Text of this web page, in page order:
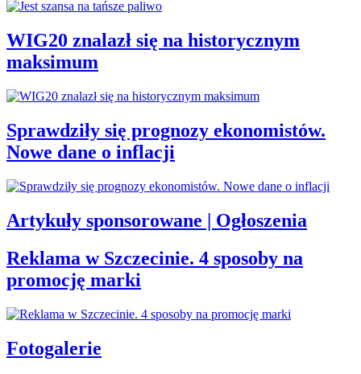
WIG20 znalazł się na historycznym
maksimum
Sprawdziły się prognozy ekonomistów.
Nowe dane o inflacji
Artykuły sponsorowane | Ogłoszenia
Reklama w Szczecinie. 4 sposoby na
promocję marki
Fotogalerie